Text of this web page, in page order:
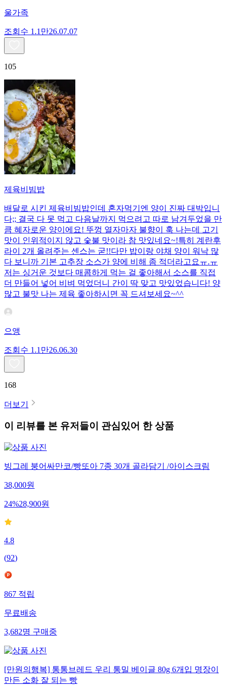
울가족
조회수 1.1만26.07.07
105
제육비빔밥
배달로 시킨 제육비빔밥인데 혼자먹기엔 양이 진짜 대박입니
다;; 결국 다 못 먹고 다음날까지 먹으려고 따로 남겨두었을 만
큼 혜자로운 양이에요! 뚜껑 열자마자 불향이 훅 나는데 고기
맛이 인위적이지 않고 숯불 맛이라 참 맛있네요~!특히 계란후
라이 2개 올려주는 센스는 굳!! ​다만 밥이랑 야채 양이 워낙 많
다 보니까 기본 고추장 소스가 양에 비해 좀 적더라고요ㅠ.ㅠ
저는 싱거운 것보다 매콤하게 먹는 걸 좋아해서 소스를 직접
더 만들어 넣어 비벼 먹었더니 간이 딱 맞고 맛있었습니다! 양
많고 불맛 나는 제육 좋아하시면 꼭 드셔보세요~^^
으앵
조회수 1.1만26.06.30
168
더보기
이 리뷰를 본 유저들이 관심있어 한 상품
빙그레 붕어싸만코/빵또아 7종 30개 골라담기 /아이스크림
38,000원
24%28,900원
4.8
(92)
867 적립
무료배송
3,682명 구매중
[만원의행복] 통통브레드 우리 통밀 베이글 80g 6개입 명장이
만든 소화 잘 되는 빵